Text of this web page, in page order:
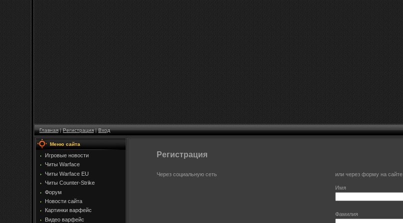
Главная|Регистрация|Вход
Меню сайта
Игровые новости
Читы Warface
Читы Warface EU
Читы Counter-Strike
Форум
Новости сайта
Картинки варфейс
Видео варфейс
Регистрация
Через социальную сеть или через форму на сайте
Имя
Фамилия